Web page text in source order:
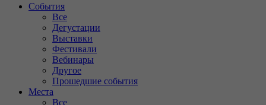
События
Все
Дегустации
Выставки
Фестивали
Вебинары
Другое
Прошедшие события
Места
Все